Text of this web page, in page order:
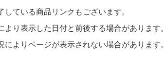
ている商品リンクもございます。
り表示した日付と前後する場合があります。
よりページが表示されない場合があります。